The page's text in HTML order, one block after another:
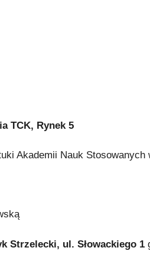
TCK, Rynek 5
Akademii Nauk Stosowanych
Strzelecki, ul. Słowackiego 1